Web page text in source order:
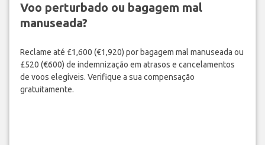
Voo perturbado ou bagagem mal
manuseada?
Reclame até £1,600 (€1,920) por bagagem mal manuseada ou
£520 (€600) de indemnização em atrasos e cancelamentos
de voos elegíveis. Verifique a sua compensação
gratuitamente.